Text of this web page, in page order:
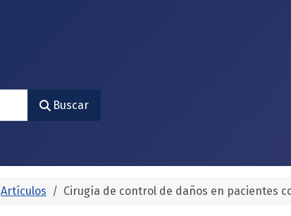
Buscar
Artículos Cirugía de control de daños en pacientes